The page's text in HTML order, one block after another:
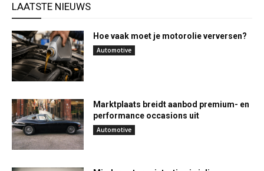
LAATSTE NIEUWS
Hoe vaak moet je motorolie verversen?
Automotive
Marktplaats breidt aanbod premium- en
performance occasions uit
Automotive